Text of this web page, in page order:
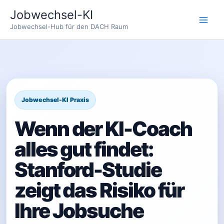
Inhalt
springen
Jobwechsel-KI
Jobwechsel-Hub für den DACH Raum
Wenn der KI-Coach
alles gut findet:
Stanford-Studie
zeigt das Risiko für
Ihre Jobsuche